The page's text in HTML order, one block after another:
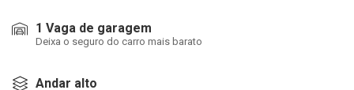
1 Vaga de garagem
Deixa o seguro do carro mais barato
Andar alto